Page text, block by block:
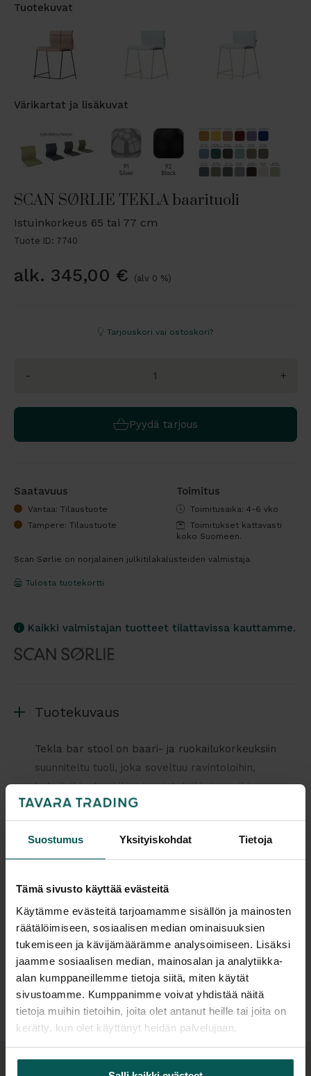
Suostumus Yksityiskohdat Tietoja
Tämä sivusto käyttää evästeitä
Käytämme evästeitä tarjoamamme sisällön ja mainosten
räätälöimiseen, sosiaalisen median ominaisuuksien
tukemiseen ja kävijämäärämme analysoimiseen. Lisäksi
jaamme sosiaalisen median, mainosalan ja analytiikka-
alan kumppaneillemme tietoja siitä, miten käytät
sivustoamme. Kumppanimme voivat yhdistää näitä
tietoja muihin tietoihin, joita olet antanut heille tai joita on
kerätty, kun olet käyttänyt heidän palvelujaan.
Tuotekuvat
Värikartat ja lisäkuvat
SCAN SØRLIE TEKLA baarituoli
Istuinkorkeus 65 tai 77 cm
Tuote ID: 7740
alk. 345,00 € (alv 0 %)
Tarjouskori vai ostoskori?
- +
Pyydä tarjous
Saatavuus
Vantaa: Tilaustuote
Tampere: Tilaustuote
Toimitus
Toimitusaika: 4-6 vko
Toimitukset kattavasti
koko Suomeen.
Scan Sørlie on norjalainen julkitilakalusteiden valmistaja.
Tulosta tuotekortti
Kaikki valmistajan tuotteet tilattavissa kauttamme.
Tuotekuvaus
Tekla bar stool on baari- ja ruokailukorkeuksiin
suunniteltu tuoli, joka soveltuu ravintoloihin,
kahviloihin, henkilöstöravintoloihin ja muihin
julkitiloihin. Sarjan muotoilu perustuu samaan
istuinrakenteeseen kuin muissa Tekla-tuoleissa,
mikä mahdollistaa yhtenäisen ilmeen eri tilojen
välillä.
Tuoli soveltuu erityisesti kohteisiin, joissa tarvitaan
kevytrakenteinen ja pinottava istuinratkaisu.
Korkea runko yhdistettynä matalaan istuinkuoreen
mahdollistaa tilatehokkaan käytön ja helpon
käsiteltävyyden esimerkiksi vaihtelevissa
tilaratkaisuissa.
Istuin on verhoiltu ja muotoiltu ergonomisesti
tukemaan istujaa. Tekla-sarjan mukaisesti tuolissa
on useita verhoiluvaihtoehtoja, mikä mahdollistaa
kalusteen sovittamisen erilaisiin
Suunnittelija
Lisätiedot
Tiedostot